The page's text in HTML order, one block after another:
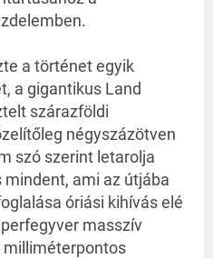
a történet egyik
a gigantikus Land
szárazföldi
négyszázötven
szó szerint letarolja
ami az útjába
óriási kihívás elé
masszív
milliméterpontos